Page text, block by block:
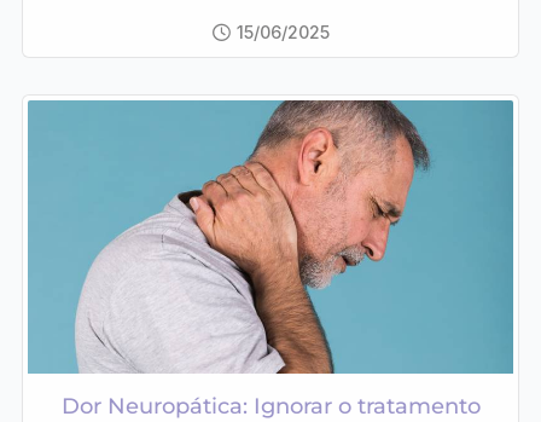
15/06/2025
Dor Neuropática: Ignorar o tratamento